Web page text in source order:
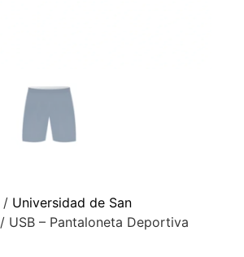
/ Universidad de San
/ USB – Pantaloneta Deportiva